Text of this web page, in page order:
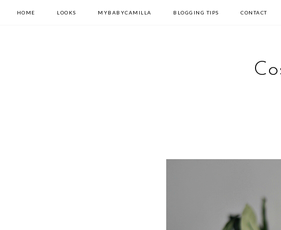
HOME LOOKS MYBABYCAMILLA BLOGGING TIPS CONTACT